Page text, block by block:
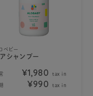
ベビー
シャンプー
¥1,980 tax in
¥990 tax in